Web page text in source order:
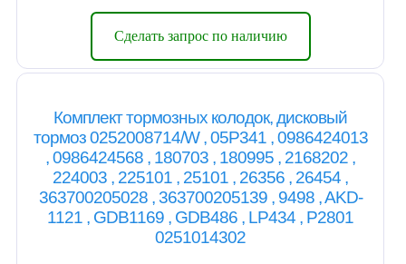
Сделать запрос по наличию
Комплект тормозных колодок, дисковый
тормоз 0252008714/W , 05P341 , 0986424013
, 0986424568 , 180703 , 180995 , 2168202 ,
224003 , 225101 , 25101 , 26356 , 26454 ,
363700205028 , 363700205139 , 9498 , AKD-
1121 , GDB1169 , GDB486 , LP434 , P2801
0251014302